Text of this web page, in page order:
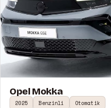
Opel Mokka
2025 Benzinli Otomatik